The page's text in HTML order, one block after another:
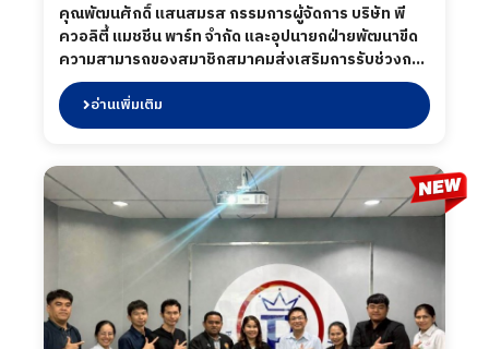
คุณพัฒนศักดิ์ แสนสมรส กรรมการผู้จัดการ บริษัท พี
ควอลิตี้ แมชชีน พาร์ท จำกัด และอุปนายกฝ่ายพัฒนาขีด
ความสามารถของสมาชิกสมาคมส่งเสริมการรับช่วงการ
ผลิตไทย (Thai Subcon) ตัวแทนเข้าร่วมออกบูธงาน
Mechanical Components & Technology Expo 2026
(M-Tech Tokyo 2026) งานแสดงสินค้าอุตสาหกรรม
นานาชาติ ภายใต้ความร่วมมือระหว่างสมาคม Thai
Subcon ร่วมกับ BOI พาผู้ประกอบการไทย “บุกตลาด
ญี่ปุ่น สร้างโอกาสให้ผู้ประกอบการไทย” เป็นโอกาส
สำคัญในการโชว์ศักยภาพผู้ประกอบการไทยให้ผู้ซื้อจาก
ญี่ปุ่น และนานาชาติได้เห็นถึงคุณภาพ มาตรฐาน และ
ความพร้อมในการต่อยอดสู่ความร่วมมือทางธุรกิจ
ระหว่างวันที่ 1–3 กรกฎาคม 2569 ณ Tokyo Big Sight
ประเทศญี่ปุ่น
อ่านเพิ่มเติม